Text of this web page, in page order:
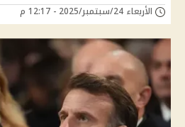
الأربعاء 24/سبتمبر/2025 - 12:17 م